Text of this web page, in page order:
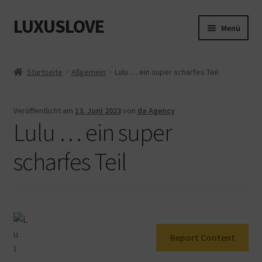
Zur
Navigation
Zum
Inhalt
LUXUSLOVE Menü
Mein Konto
Startseite Allgemein Lulu … ein super scharfes Teil
Veröffentlicht am 13. Juni 2023von da Agency
Lulu … ein super
scharfes Teil
Report Content